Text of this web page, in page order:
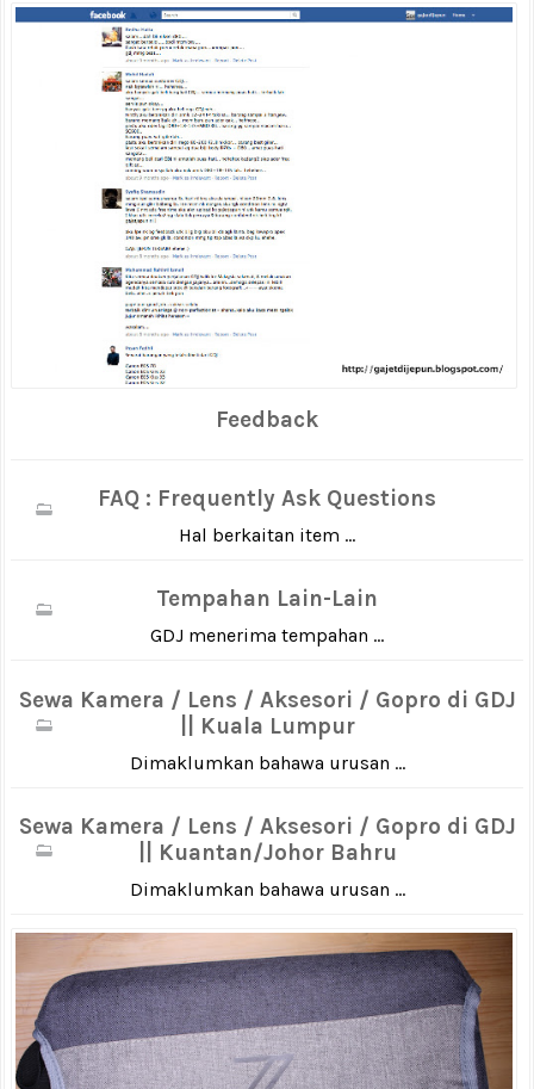
Feedback
FAQ : Frequently Ask Questions
Hal berkaitan item ...
Tempahan Lain-Lain
GDJ menerima tempahan ...
Sewa Kamera / Lens / Aksesori / Gopro di GDJ
|| Kuala Lumpur
Dimaklumkan bahawa urusan ...
Sewa Kamera / Lens / Aksesori / Gopro di GDJ
|| Kuantan/Johor Bahru
Dimaklumkan bahawa urusan ...